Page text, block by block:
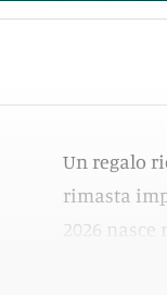
Un regalo
rimasta
2026